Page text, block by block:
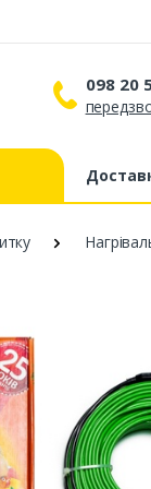
098 20
098
093